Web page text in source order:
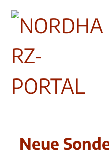
Neue